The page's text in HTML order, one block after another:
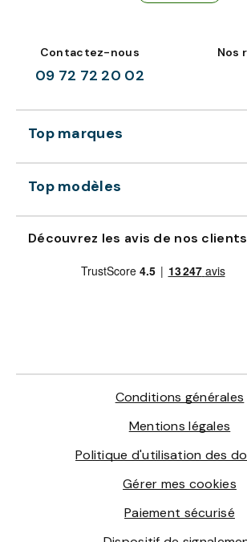
Contactez-nous
09 72 72 20 02
Nos
Top marques
Top modèles
Découvrez les avis de nos clients
Conditions générales
Mentions légales
Politique d'utilisation des
Gérer mes cookies
Paiement sécurisé